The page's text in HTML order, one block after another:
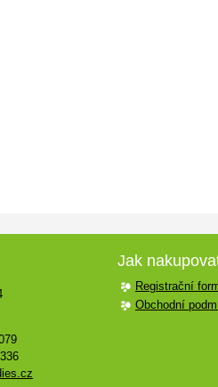
Jak
Registrační
Obchodní